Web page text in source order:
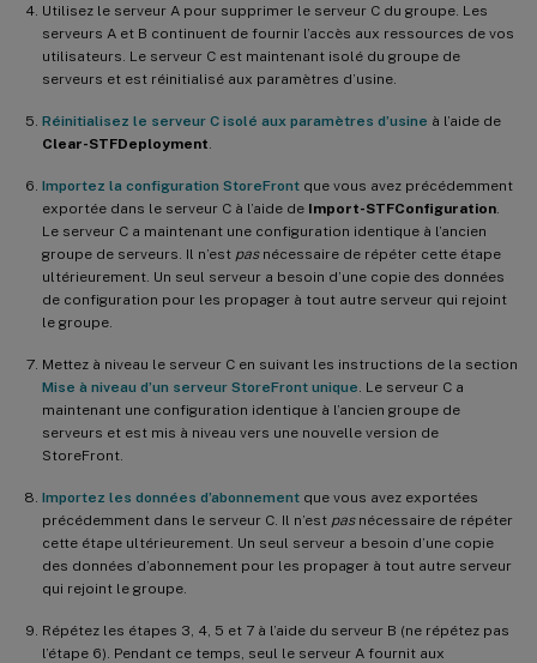
Utilisez le serveur A pour supprimer le serveur C du groupe. Les
serveurs A et B continuent de fournir l’accès aux ressources de vos
utilisateurs. Le serveur C est maintenant isolé du groupe de
serveurs et est réinitialisé aux paramètres d’usine.
Réinitialisez le serveur C isolé aux paramètres d’usine à l’aide de
Clear-STFDeployment
Importez la configuration StoreFront que vous avez précédemment
exportée dans le serveur C à l’aide de Import-STFConfiguration
Le serveur C a maintenant une configuration identique à l’ancien
groupe de serveurs. Il n’est pasnécessaire de répéter cette étape
ultérieurement. Un seul serveur a besoin d’une copie des données
de configuration pour les propager à tout autre serveur qui rejoint
le groupe.
Mettez à niveau le serveur C en suivant les instructions de la section
Mise à niveau d’un serveur StoreFront unique . Le serveur C a
maintenant une configuration identique à l’ancien groupe de
serveurs et est mis à niveau vers une nouvelle version de
StoreFront.
Importez les données d’abonnement que vous avez exportées
précédemment dans le serveur C. Il n’est pasnécessaire de répéter
cette étape ultérieurement. Un seul serveur a besoin d’une copie
des données d’abonnement pour les propager à tout autre serveur
qui rejoint le groupe.
Répétez les étapes 3, 4, 5 et 7 à l’aide du serveur B (ne répétez pas
l’étape 6). Pendant ce temps, seul le serveur A fournit aux